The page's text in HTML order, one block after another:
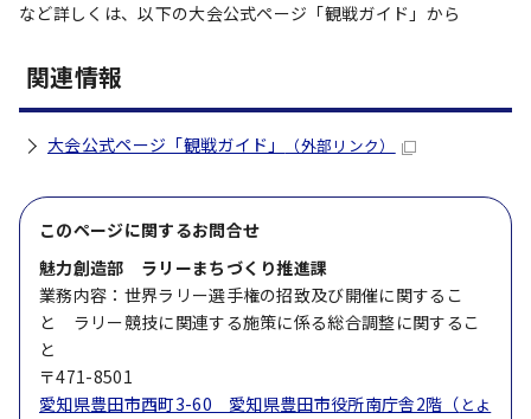
など詳しくは、以下の大会公式ページ「観戦ガイド」から
関連情報
大会公式ページ「観戦ガイド」 （外部リンク）
このページに関するお問合せ
魅力創造部 ラリーまちづくり推進課
業務内容：世界ラリー選手権の招致及び開催に関するこ
と ラリー競技に関連する施策に係る総合調整に関するこ
と
〒471-8501
愛知県豊田市西町3-60 愛知県豊田市役所南庁舎2階（ とよ